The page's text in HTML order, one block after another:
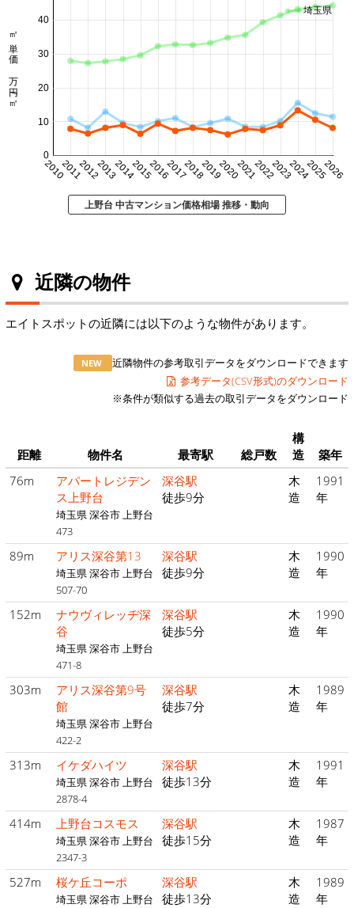
20102011201220132014201520162017201820192020202120222023202420252026
0
10
20
30
40
㎡単価 万円/㎡
埼玉県
上野台 中古マンション価格相場 推移・動向
近隣の物件
エイトスポットの近隣には以下のような物件があります。
NEW
近隣物件の参考取引データをダウンロードできます
参考データ(CSV形式)のダウンロード
※条件が類似する過去の取引データをダウンロード
距離 物件名 最寄駅 総戸数
構
造
築年
76m
アパートレジデン
ス上野台
埼玉県 深谷市 上野台
473
深谷駅
徒歩9分
木
造
1991
年
89m アリス深谷第13
埼玉県 深谷市 上野台
507-70
深谷駅
徒歩9分
木
造
1990
年
152m
ナウヴィレッヂ深
谷
埼玉県 深谷市 上野台
471-8
深谷駅
徒歩5分
木
造
1990
年
303m
アリス深谷第9号
館
埼玉県 深谷市 上野台
422-2
深谷駅
徒歩7分
木
造
1989
年
313m イケダハイツ
埼玉県 深谷市 上野台
2878-4
深谷駅
徒歩13分
木
造
1991
年
414m 上野台コスモス
埼玉県 深谷市 上野台
2347-3
深谷駅
徒歩15分
木
造
1987
年
527m 桜ケ丘コーポ
埼玉県 深谷市 上野台
深谷駅
徒歩13分
木
造
1989
年